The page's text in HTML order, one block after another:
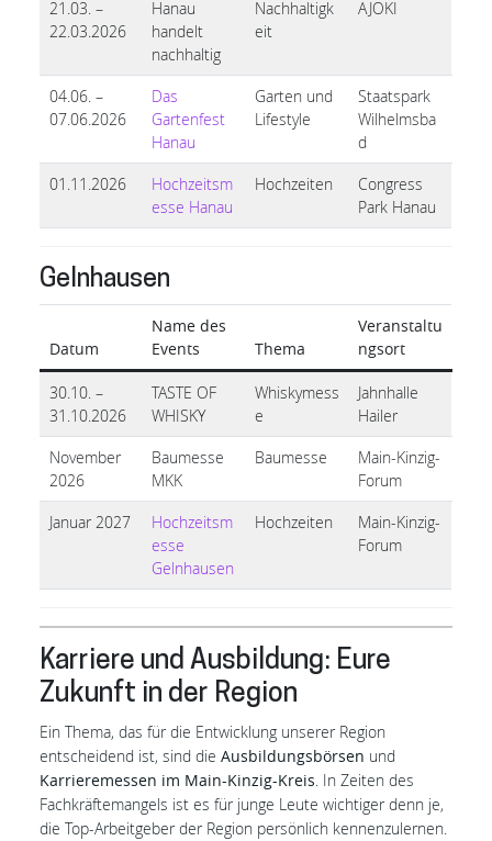
21.03. –
22.03.2026
Hanau
handelt
nachhaltig
Nachhaltigk
eit
AJOKI
04.06. –
07.06.2026
Das
Gartenfest
Hanau
Garten und
Lifestyle
Staatspark
Wilhelmsba
d
01.11.2026
Hochzeitsm
esse Hanau
Hochzeiten
Congress
Park Hanau
Gelnhausen
Datum
Name des
Events
Thema
Veranstaltu
ngsort
30.10. –
31.10.2026
TASTE OF
WHISKY
Whiskymess
e
Jahnhalle
Hailer
November
2026
Baumesse
MKK
Baumesse
Main-Kinzig-
Forum
Januar 2027
Hochzeitsm
esse
Gelnhausen
Hochzeiten
Main-Kinzig-
Forum
Karriere und Ausbildung: Eure
Zukunft in der Region
Ein Thema, das für die Entwicklung unserer Region
entscheidend ist, sind die Ausbildungsbörsen und
Karrieremessen im Main-Kinzig-Kreis. In Zeiten des
Fachkräftemangels ist es für junge Leute wichtiger denn je,
die Top-Arbeitgeber der Region persönlich kennenzulernen.